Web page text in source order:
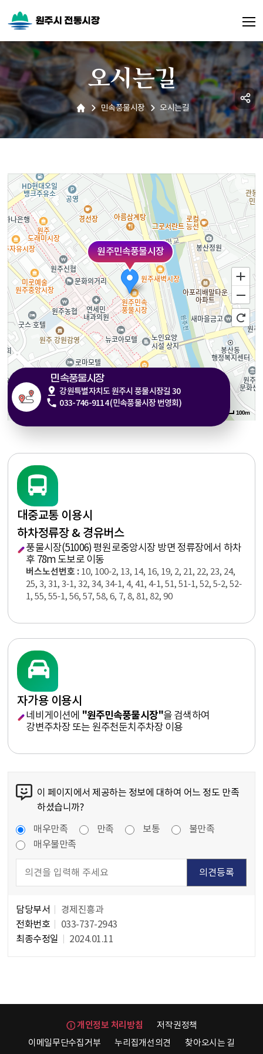
오시는길
민속풍물시장 오시는길
원주민속풍물시장
100m
민속풍물시장
강원특별자치도 원주시 풍물시장길 30
033-746-9114 (민속풍물시장 번영회)
대중교통 이용시
하차정류장 & 경유버스
풍물시장(51006) 평원로중앙시장 방면 정류장에서 하차
후 78m 도보로 이동
버스노선번호 : 10, 100-2, 13, 14, 16, 19, 2, 21, 22, 23, 24,
25, 3, 31, 3-1, 32, 34, 34-1, 4, 41, 4-1, 51, 51-1, 52, 5-2, 52-
1, 55, 55-1, 56, 57, 58, 6, 7, 8, 81, 82, 90
자가용 이용시
네비게이션에 "원주민속풍물시장"을 검색하여
강변주차장 또는 원주천둔치주차장 이용
이 페이지에서 제공하는 정보에 대하여 어느 정도 만족
하셨습니까?
매우만족 만족 보통
불만족
매우불만족
담당부서
경제진흥과
전화번호
033-737-2943
최종수정일
2024.01.11
개인정보 처리방침
저작권정책
이메일무단수집거부
누리집개선의견 찾아오시는 길